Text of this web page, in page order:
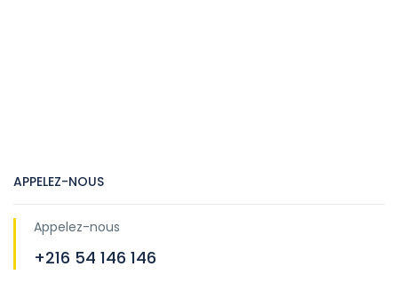
APPELEZ-NOUS
Appelez-nous
+216 54 146 146